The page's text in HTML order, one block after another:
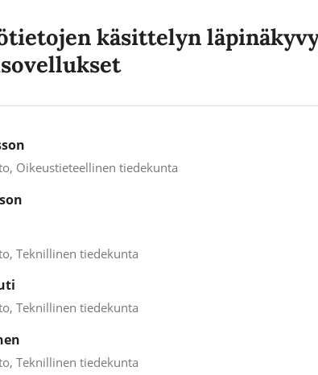
käsittelyn
Oikeustieteellinen tiedekunta
Teknillinen tiedekunta
Teknillinen tiedekunta
Teknillinen tiedekunta